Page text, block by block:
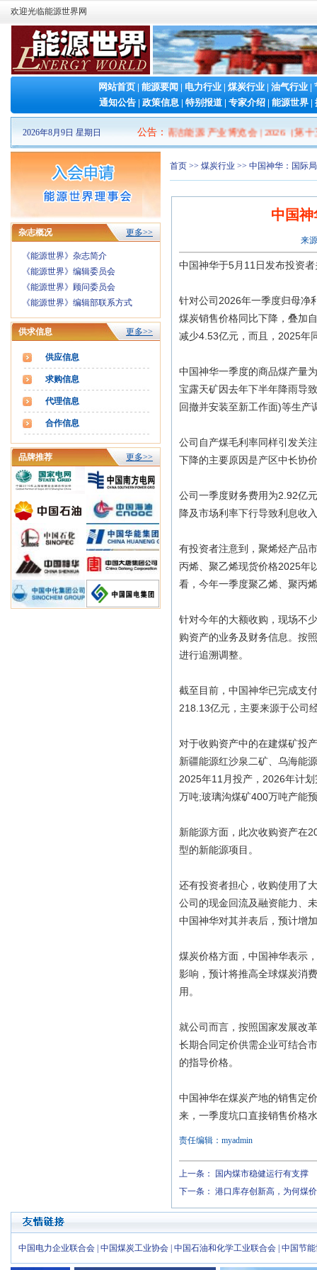
欢迎光临能源世界网
网站首页 | 能源要闻 | 电力行业 | 煤炭行业 | 油气行业 |
通知公告 | 政策信息 | 特别报道 | 专家介绍 | 能源世界 |
2026年8月9日 星期日 公告 ：
2026山东清洁能源 产业博览会|2026（第十三
杂志概况 更多>>
《能源世界》杂志简介
《能源世界》编辑委员会
《能源世界》顾问委员会
《能源世界》编辑部联系方式
供求信息 更多>>
供应信息
求购信息
代理信息
合作信息
品牌推荐 更多>>
首页 >> 煤炭行业 >> 中国神华：国际
中国
来
中国神华于5月11日发布投资
针对公司2026年一季度归母净
煤炭销售价格同比下降，叠加
减少4.53亿元，而且，2025年
中国神华一季度的商品煤产量
宝露天矿因去年下半年降雨导
回撤并安装至新工作面)等生产
公司自产煤毛利率同样引发关
下降的主要原因是产区中长协
公司一季度财务费用为2.92亿
降及市场利率下行导致利息收
有投资者注意到，聚烯烃产品
丙烯、聚乙烯现货价格2025年
看，今年一季度聚乙烯、聚丙
针对今年的大额收购，现场不
购资产的业务及财务信息。按
进行追溯调整。
截至目前，中国神华已完成支
218.13亿元，主要来源于公司
对于收购资产中的在建煤矿投
新疆能源红沙泉二矿、乌海能
2025年11月投产，2026年计
万吨;玻璃沟煤矿400万吨产能
新能源方面，此次收购资产在
型的新能源项目。
还有投资者担心，收购使用了
公司的现金回流及融资能力、
中国神华对其并表后，预计增
煤炭价格方面，中国神华表示
影响，预计将推高全球煤炭消
用。
就公司而言，按照国家发展改
长期合同定价供需企业可结合
的指导价格。
中国神华在煤炭产地的销售定
来，一季度坑口直接销售价格
责任编辑：myadmin
上一条：
国内煤市稳健运行有支撑
下一条： 港口库存创新高，为何煤
中国电力企业联合会 中国煤炭工业协会 中国石油和化学工业联合会 中国节